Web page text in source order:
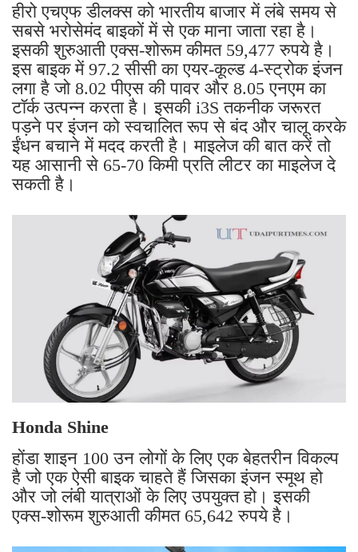
हीरो एचएफ डीलक्स को भारतीय बाजार में लंबे समय से
सबसे भरोसेमंद बाइकों में से एक माना जाता रहा है।
इसकी शुरुआती एक्स-शोरूम कीमत 59,477 रुपये है।
इस बाइक में 97.2 सीसी का एयर-कूल्ड 4-स्ट्रोक इंजन
लगा है जो 8.02 पीएस की पावर और 8.05 एनएम का
टॉर्क उत्पन्न करता है। इसकी i3S तकनीक जरूरत
पड़ने पर इंजन को स्वचालित रूप से बंद और चालू करके
ईंधन बचाने में मदद करती है। माइलेज की बात करें तो
यह आसानी से 65-70 किमी प्रति लीटर का माइलेज दे
सकती है।
Honda Shine
होंडा शाइन 100 उन लोगों के लिए एक बेहतरीन विकल्प
है जो एक ऐसी बाइक चाहते हैं जिसका इंजन स्मूथ हो
और जो लंबी यात्राओं के लिए उपयुक्त हो। इसकी
एक्स-शोरूम शुरुआती कीमत 65,642 रुपये है।